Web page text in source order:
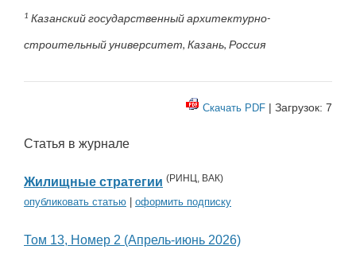
1 Казанский государственный архитектурно-
строительный университет, Казань, Россия
Скачать PDF | Загрузок: 7
Статья в журнале
Жилищные стратегии (РИНЦ, ВАК)
опубликовать статью оформить подписку
Том 13, Номер 2 (Апрель-июнь 2026)